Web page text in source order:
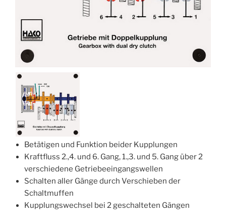
Betätigen und Funktion beider Kupplungen
Kraftfluss 2.,4. und 6. Gang, 1.,3. und 5. Gang über 2
verschiedene Getriebeeingangswellen
Schalten aller Gänge durch Verschieben der
Schaltmuffen
Kupplungswechsel bei 2 geschalteten Gängen